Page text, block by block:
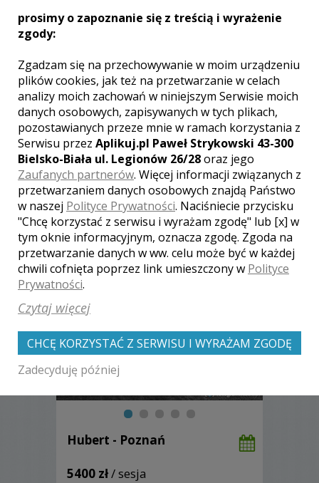
3500 zł/ sesja
Ocena:0,00 / 5
(0 opinii)
Poleceń: 2
Jestem fotografem ślubnym i pragnę
wykonywać na ślubach i weselach
fotografie ślubne. To jest najlepsza
pamiątka z tych uroczystości. Zawsze
wykonuję profesjonalną fotografię
ślubną - niech zdjęcia mówią same za
siebie ;-)
Zobacz więcej
Hubert - Poznań
5400 zł/ sesja
prosimy o zapoznanie się z treścią i wyrażenie
zgody:
Zgadzam się na przechowywanie w moim urządzeniu
plików cookies, jak też na przetwarzanie w celach
analizy moich zachowań w niniejszym Serwisie moich
danych osobowych, zapisywanych w tych plikach,
pozostawianych przeze mnie w ramach korzystania z
Serwisu przez Aplikuj.pl Paweł Strykowski 43-300
Bielsko-Biała ul. Legionów 26/28oraz jego
Zaufanych partnerów. Więcej informacji związanych z
przetwarzaniem danych osobowych znajdą Państwo
w naszej Polityce Prywatności. Naciśniecie przycisku
"Chcę korzystać z serwisu i wyrażam zgodę" lub [x] w
tym oknie informacyjnym, oznacza zgodę. Zgoda na
przetwarzanie danych w ww. celu może być w każdej
chwili cofnięta poprzez link umieszczony w Polityce
Prywatności.
Czytaj więcej
CHCĘ KORZYSTAĆ Z SERWISU I WYRAŻAM ZGODĘ
Zadecyduję później